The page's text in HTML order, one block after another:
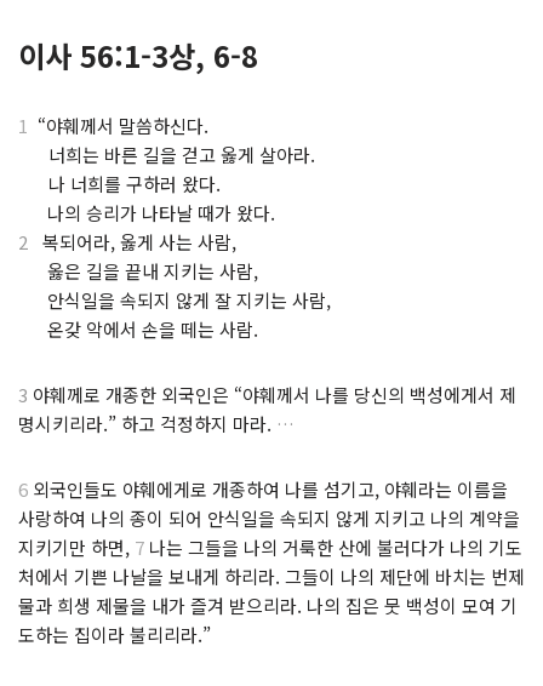
이사 56:1-3상, 6-8
1 “야훼께서 말씀하신다.
너희는 바른 길을 걷고 옳게 살아라.
나 너희를 구하러 왔다.
나의 승리가 나타날 때가 왔다.
2 복되어라, 옳게 사는 사람,
옳은 길을 끝내 지키는 사람,
안식일을 속되지 않게 잘 지키는 사람,
온갖 악에서 손을 떼는 사람.
3 야훼께로 개종한 외국인은 “야훼께서 나를 당신의 백성에게서 제
명시키리라.” 하고 걱정하지 마라. …
6 외국인들도 야훼에게로 개종하여 나를 섬기고, 야훼라는 이름을
사랑하여 나의 종이 되어 안식일을 속되지 않게 지키고 나의 계약을
지키기만 하면, 7 나는 그들을 나의 거룩한 산에 불러다가 나의 기도
처에서 기쁜 나날을 보내게 하리라. 그들이 나의 제단에 바치는 번제
물과 희생 제물을 내가 즐겨 받으리라. 나의 집은 뭇 백성이 모여 기
도하는 집이라 불리리라.”